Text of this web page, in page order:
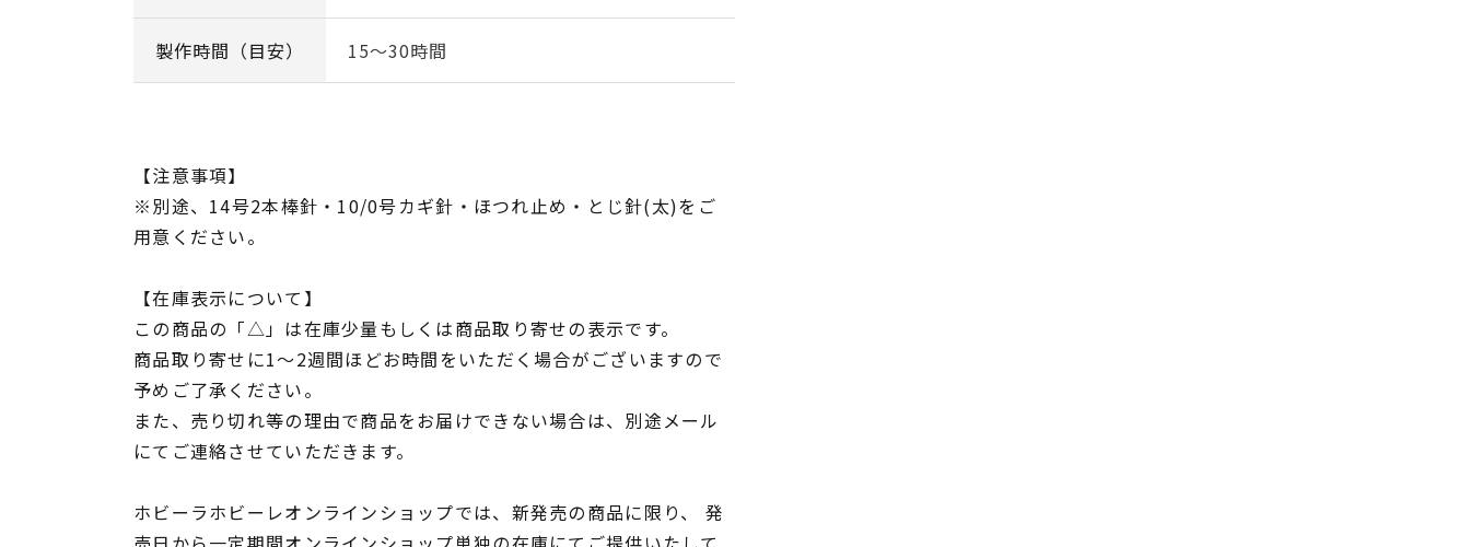
製作時間（目安） 15～30時間
【注意事項】
※別途、14号2本棒針・10/0号カギ針・ほつれ止め・とじ針(太)をご
用意ください。
【在庫表示について】
この商品の「△」は在庫少量もしくは商品取り寄せの表示です。
商品取り寄せに1～2週間ほどお時間をいただく場合がございますので
予めご了承ください。
また、売り切れ等の理由で商品をお届けできない場合は、別途メール
にてご連絡させていただきます。
ホビーラホビーレオンラインショップでは、新発売の商品に限り、 発